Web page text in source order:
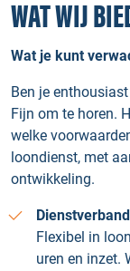
WAT WIJ
Wat je kunt
Ben je
Fijn om te horen.
welke
loondienst, met
ontwikkeling.
Dienstverband
Flexibel in
uren en inzet.